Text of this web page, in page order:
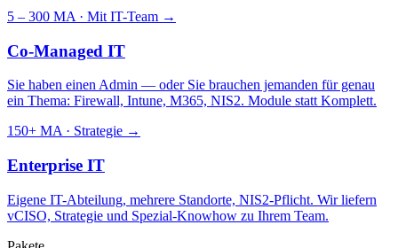
5 – 300 MA · Mit IT-Team →
Co-Managed IT
Sie haben einen Admin — oder Sie brauchen jemanden für genau
ein Thema: Firewall, Intune, M365, NIS2. Module statt Komplett.
150+ MA · Strategie →
Enterprise IT
Eigene IT-Abteilung, mehrere Standorte, NIS2-Pflicht. Wir liefern
vCISO, Strategie und Spezial-Knowhow zu Ihrem Team.